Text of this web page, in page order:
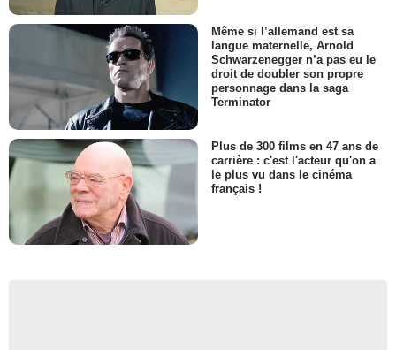
Même si l’allemand est sa
langue maternelle, Arnold
Schwarzenegger n’a pas eu le
droit de doubler son propre
personnage dans la saga
Terminator
Plus de 300 films en 47 ans de
carrière : c'est l'acteur qu'on a
le plus vu dans le cinéma
français !